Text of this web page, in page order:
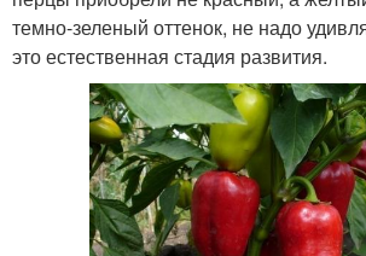
темно-зеленый оттенок, не надо
это естественная стадия развития.